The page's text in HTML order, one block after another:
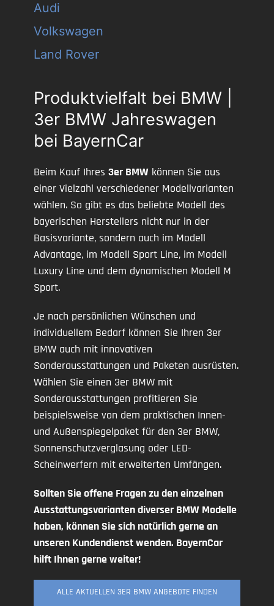
Audi
Volkswagen
Land Rover
Produktvielfalt bei BMW |
3er BMW Jahreswagen
bei BayernCar
Beim Kauf Ihres 3er BMW können Sie aus
einer Vielzahl verschiedener Modellvarianten
wählen. So gibt es das beliebte Modell des
bayerischen Herstellers nicht nur in der
Basisvariante, sondern auch im Modell
Advantage, im Modell Sport Line, im Modell
Luxury Line und dem dynamischen Modell M
Sport.
Je nach persönlichen Wünschen und
individuellem Bedarf können Sie Ihren 3er
BMW auch mit innovativen
Sonderausstattungen und Paketen ausrüsten.
Wählen Sie einen 3er BMW mit
Sonderausstattungen profitieren Sie
beispielsweise von dem praktischen Innen-
und Außenspiegelpaket für den 3er BMW,
Sonnenschutzverglasung oder LED-
Scheinwerfern mit erweiterten Umfängen.
Sollten Sie offene Fragen zu den einzelnen
Ausstattungsvarianten diverser BMW Modelle
haben, können Sie sich natürlich gerne an
unseren Kundendienst wenden. BayernCar
hilft Ihnen gerne weiter!
ALLE AKTUELLEN 3ER BMW ANGEBOTE FINDEN